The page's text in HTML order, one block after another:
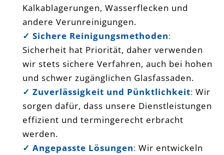
Kalkablagerungen, Wasserflecken und
andere Verunreinigungen.
✓ Sichere Reinigungsmethoden:
Sicherheit hat Priorität, daher verwenden
wir stets sichere Verfahren, auch bei hohen
und schwer zugänglichen Glasfassaden.
✓ Zuverlässigkeit und Pünktlichkeit: Wir
sorgen dafür, dass unsere Dienstleistungen
effizient und termingerecht erbracht
werden.
✓ Angepasste Lösungen: Wir entwickeln